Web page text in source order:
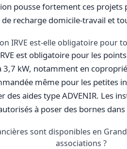
pousse fortement ces
de recharge domicile-travail et
IRVE est-elle obligatoire pour
est obligatoire pour les
3,7 kW, notamment en
même pour les petites
des aides type ADVENIR. Les
à poser des bornes
sont disponibles en
associations ?